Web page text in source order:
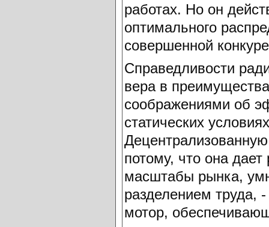
работах. Но он
оптимального
совершенной
Справедливости
вера в
соображениями об
статических
потому, что она
масштабы рынка,
разделением труда,
мотор,